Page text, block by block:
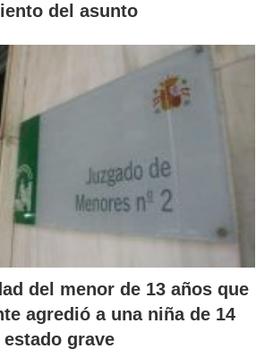
del asunto
del menor de 13 años que
agredió a una niña de 14
grave